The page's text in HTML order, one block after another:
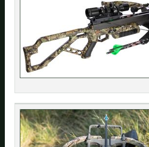
Bestellung.